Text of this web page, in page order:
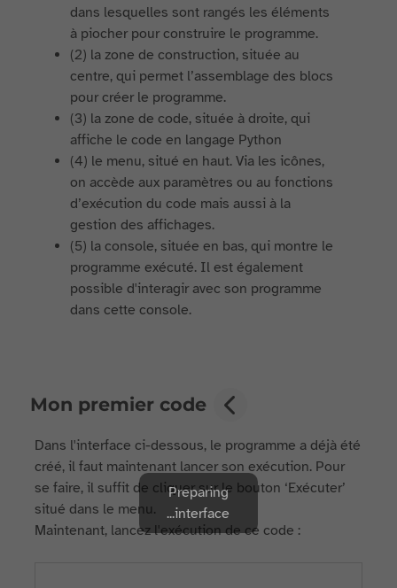
dans lesquelles sont rangés les éléments
à piocher pour construire le programme.
(2) la zone de construction, située au
centre, qui permet l’assemblage des blocs
pour créer le programme.
(3) la zone de code, située à droite, qui
affiche le code en langage Python
(4) le menu, situé en haut. Via les icônes,
on accède aux paramètres ou au fonctions
d’exécution du code mais aussi à la
gestion des affichages.
(5) la console, située en bas, qui montre le
programme exécuté. Il est également
possible d'interagir avec son programme
dans cette console.
Mon premier code
Dans l'interface ci-dessous, le programme a déjà été
créé, il faut maintenant lancer son exécution. Pour
se faire, il suffit de cliquer sur le bouton ‘Exécuter’
situé dans le menu.
Maintenant, lancez l'exécution de ce code :
Preparing
interface...